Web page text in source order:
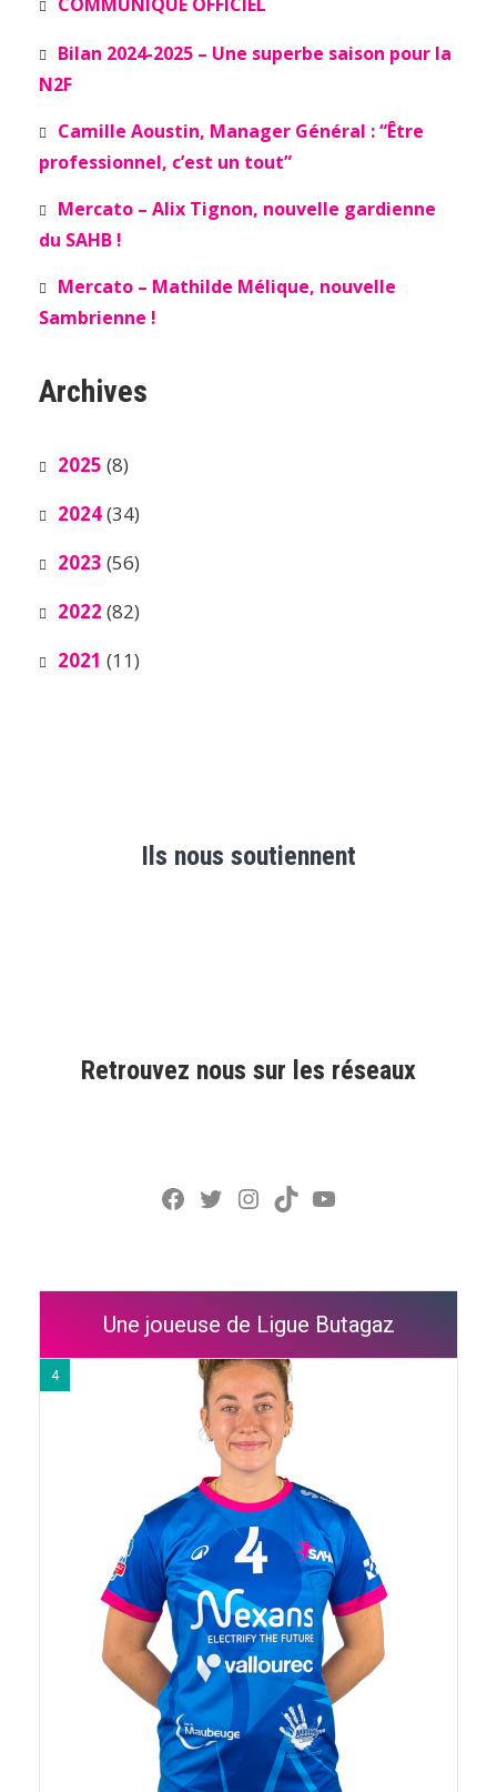
Bilan 2024-2025 – Une superbe saison pour la
N2F
Camille Aoustin, Manager Général : “Être
professionnel, c’est un tout”
Mercato – Alix Tignon, nouvelle gardienne
du SAHB !
Mercato – Mathilde Mélique, nouvelle
Sambrienne !
Archives
2025 (8)
2024(34)
2023 (56)
2022 (82)
2021 (11)
Ils nous soutiennent
Retrouvez nous sur les réseaux
Facebook
Twitter
Instagram
TikTokYouTube
Une joueuse de Ligue Butagaz
4